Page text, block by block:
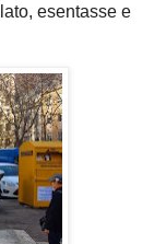
esentasse e